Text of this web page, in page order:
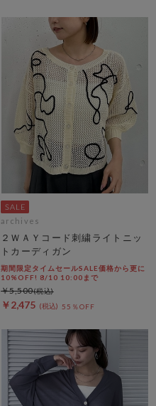
archives
２ＷＡＹコード刺繍ライトニッ
トカーディガン
期間限定タイムセールSALE価格から更に
10%OFF! 8/10 10:00まで
￥2,475 55％OFF
￥5,500